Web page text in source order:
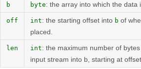
b byte: the array into which the data
off int: the starting offset into b of
placed.
len int: the maximum number of
input stream into b, starting at offset